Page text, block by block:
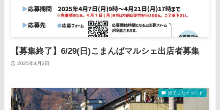
【募集終了】6/29(日)こまんばマルシェ出店者募集
2025年4月3日
終了したイベント